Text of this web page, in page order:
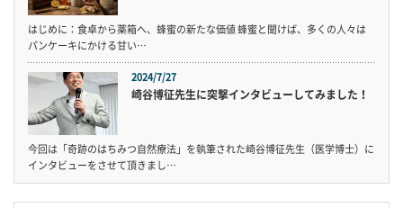
はじめに：食卓から薬箱へ、蜂蜜の新たな価値 蜂蜜と聞けば、多くの人々は
パンケーキにかける甘い…
2024/7/27
崎谷博征先生に突撃インタビューしてみました！
今回は「奇跡のはちみつ自然療法」を執筆された崎谷博征先生（医学博士）に
インタビューをさせて頂きまし…